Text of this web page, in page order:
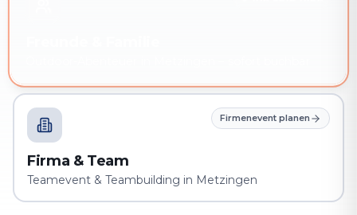
Firmenevent planen
Firma & Team
Teamevent & Teambuilding in Metzingen